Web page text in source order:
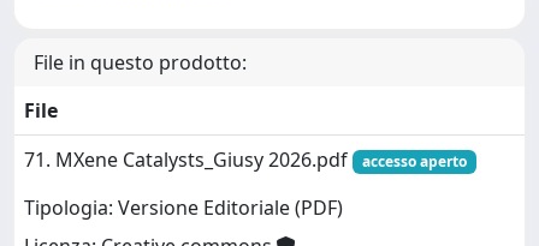
File in questo prodotto:
File
71. MXene Catalysts_Giusy 2026.pdf
accesso aperto
Tipologia: Versione Editoriale (PDF)